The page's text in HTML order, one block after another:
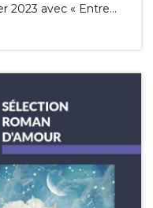
2023 avec « Entre…